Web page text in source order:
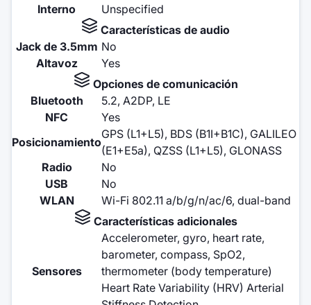
Interno
Unspecified
Características de audio
Jack de 3.5mm No
Altavoz
Yes
Opciones de comunicación
Bluetooth
5.2, A2DP, LE
NFC
Yes
Posicionamiento
GPS (L1+L5), BDS (B1I+B1C), GALILEO
(E1+E5a), QZSS (L1+L5), GLONASS
Radio
No
USB
No
WLAN
Wi-Fi 802.11 a/b/g/n/ac/6, dual-band
Características adicionales
Sensores
Accelerometer, gyro, heart rate,
barometer, compass, SpO2,
thermometer (body temperature)
Heart Rate Variability (HRV) Arterial